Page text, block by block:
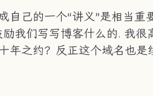
自己的一个“讲义”是相当重
我们写写博客什么的. 我很
年之约？反正这个域名也是